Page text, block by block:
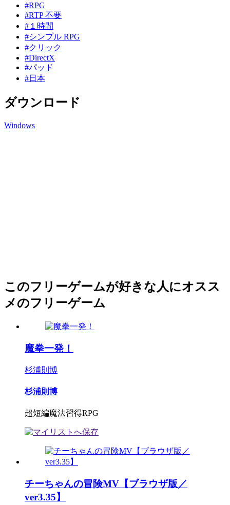
#RPG
#RTP 不要
#１時間
#シンプル RPG
#クリック
#DirectX
#パッド
#日本
ダウンロード
Windows
このフリーゲームが好きな人にオスス
メのフリーゲーム
魔拳一発！
杉浦則博
杉浦則博
超短編魔法習得RPG
チーちゃんの冒険MV【ブラウザ版／
ver3.35】